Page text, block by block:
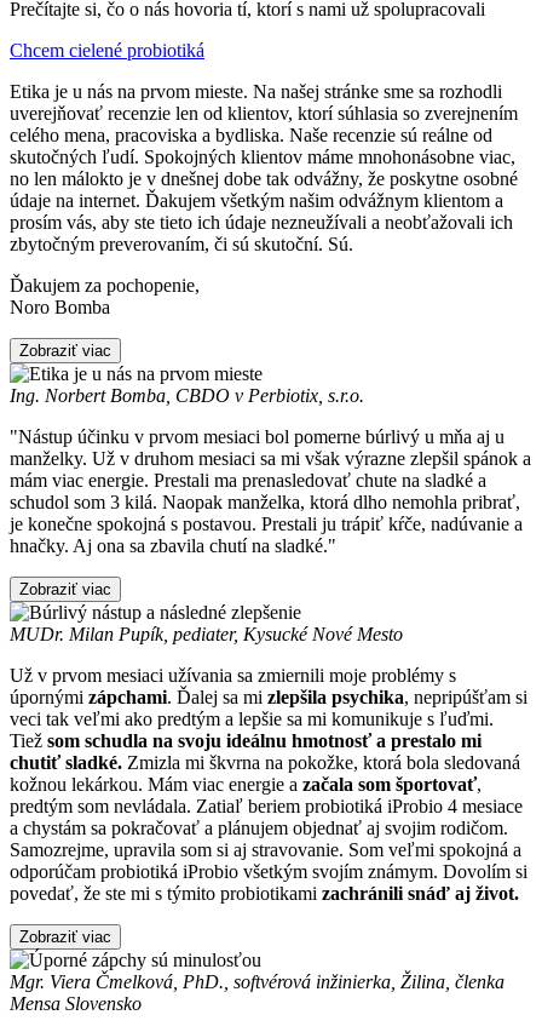
Prečítajte si, čo o nás hovoria tí, ktorí s nami už spolupracovali
Chcem cielené probiotiká
Etika je u nás na prvom mieste. Na našej stránke sme sa rozhodli
uverejňovať recenzie len od klientov, ktorí súhlasia so zverejnením
celého mena, pracoviska a bydliska. Naše recenzie sú reálne od
skutočných ľudí. Spokojných klientov máme mnohonásobne viac,
no len málokto je v dnešnej dobe tak odvážny, že poskytne osobné
údaje na internet. Ďakujem všetkým našim odvážnym klientom a
prosím vás, aby ste tieto ich údaje nezneužívali a neobťažovali ich
zbytočným preverovaním, či sú skutoční. Sú.
Ďakujem za pochopenie,
Noro Bomba
Zobraziť viac
Ing. Norbert Bomba, CBDO v Perbiotix, s.r.o.
"Nástup účinku v prvom mesiaci bol pomerne búrlivý u mňa aj u
manželky. Už v druhom mesiaci sa mi však výrazne zlepšil spánok a
mám viac energie. Prestali ma prenasledovať chute na sladké a
schudol som 3 kilá. Naopak manželka, ktorá dlho nemohla pribrať,
je konečne spokojná s postavou. Prestali ju trápiť kŕče, nadúvanie a
hnačky. Aj ona sa zbavila chutí na sladké."
Zobraziť viac
MUDr. Milan Pupík, pediater, Kysucké Nové Mesto
Už v prvom mesiaci užívania sa zmiernili moje problémy s
úpornými zápchami. Ďalej sa mi zlepšila psychika, nepripúšťam si
veci tak veľmi ako predtým a lepšie sa mi komunikuje s ľuďmi.
Tiež som schudla na svoju ideálnu hmotnosť a prestalo mi
chutiť sladké. Zmizla mi škvrna na pokožke, ktorá bola sledovaná
kožnou lekárkou. Mám viac energie a začala som športovať,
predtým som nevládala. Zatiaľ beriem probiotiká iProbio 4 mesiace
a chystám sa pokračovať a plánujem objednať aj svojim rodičom.
Samozrejme, upravila som si aj stravovanie. Som veľmi spokojná a
odporúčam probiotiká iProbio všetkým svojím známym. Dovolím si
povedať, že ste mi s týmito probiotikami zachránili snáď aj život.
Zobraziť viac
Mgr. Viera Čmelková, PhD., softvérová inžinierka, Žilina, členka
Mensa Slovensko